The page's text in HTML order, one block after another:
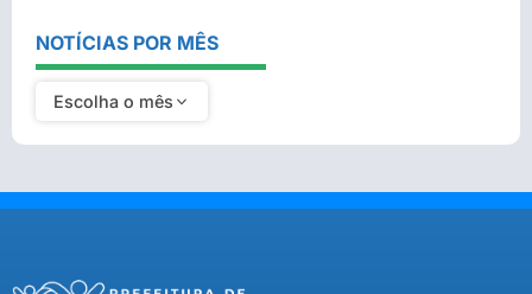
NOTÍCIAS POR MÊS
Escolha o mês